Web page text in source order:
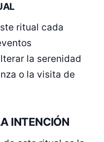
ritual cada
la serenidad
o la visita de
INTENCIÓN